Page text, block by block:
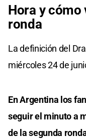
Hora y cómo
ronda
La definición del
miércoles 24 de
En Argentina los
seguir el minuto a
de la segunda